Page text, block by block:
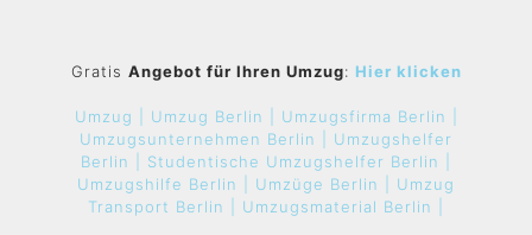
Gratis Angebot für Ihren Umzug: Hier klicken
Umzug | Umzug Berlin |
Umzugsfirma Berlin |
Umzugsunternehmen Berlin | Umzugshelfer
Berlin | Studentische Umzugshelfer Berlin |
Umzugshilfe Berlin | Umzüge Berlin | Umzug
Transport Berlin | Umzugsmaterial Berlin |